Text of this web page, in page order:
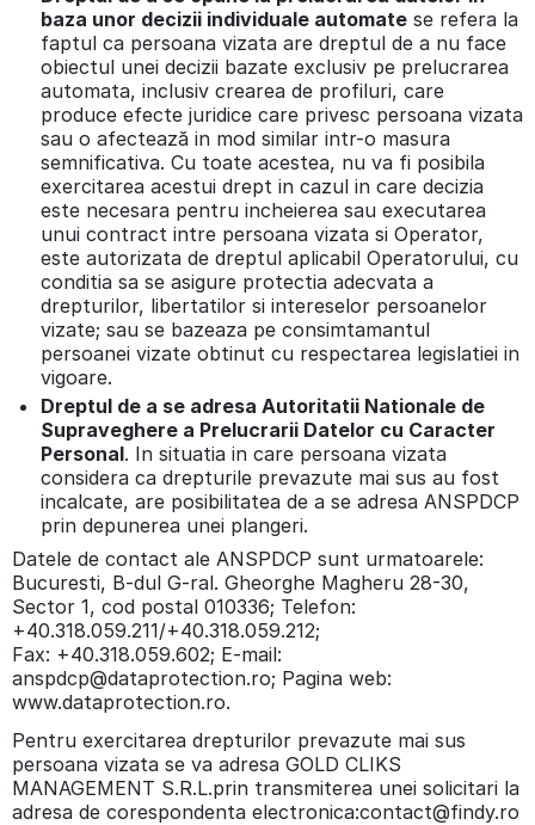
baza unor decizii individuale automate se refera la
faptul ca persoana vizata are dreptul de a nu face
obiectul unei decizii bazate exclusiv pe prelucrarea
automata, inclusiv crearea de profiluri, care
produce efecte juridice care privesc persoana vizata
sau o afectează in mod similar intr-o masura
semnificativa. Cu toate acestea, nu va fi posibila
exercitarea acestui drept in cazul in care decizia
este necesara pentru incheierea sau executarea
unui contract intre persoana vizata si Operator,
este autorizata de dreptul aplicabil Operatorului, cu
conditia sa se asigure protectia adecvata a
drepturilor, libertatilor si intereselor persoanelor
vizate; sau se bazeaza pe consimtamantul
persoanei vizate obtinut cu respectarea legislatiei in
vigoare.
Dreptul de a se adresa Autoritatii Nationale de
Supraveghere a Prelucrarii Datelor cu Caracter
Personal. In situatia in care persoana vizata
considera ca drepturile prevazute mai sus au fost
incalcate, are posibilitatea de a se adresa ANSPDCP
prin depunerea unei plangeri.
Datele de contact ale ANSPDCP sunt urmatoarele:
Bucuresti, B-dul G-ral. Gheorghe Magheru 28-30,
Sector 1, cod postal 010336; Telefon:
+40.318.059.211/+40.318.059.212;
Fax: +40.318.059.602; E-mail:
anspdcp@dataprotection.ro; Pagina web:
www.dataprotection.ro.
Pentru exercitarea drepturilor prevazute mai sus
persoana vizata se va adresa GOLD CLIKS
MANAGEMENT S.R.L.prin transmiterea unei solicitari la
adresa de corespondenta electronica:contact@findy.ro